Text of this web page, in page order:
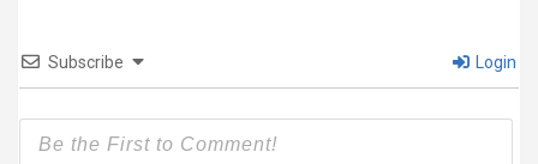
Subscribe Login